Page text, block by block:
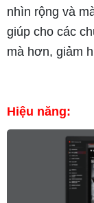
nhìn rộng và
giúp cho các
mà hơn, giảm
Hiệu năng: